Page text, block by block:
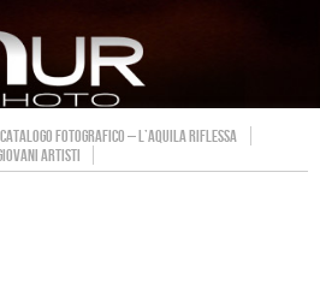
CATALOGO FOTOGRAFICO – L’AQUILA RIFLESSA
ARTISTI